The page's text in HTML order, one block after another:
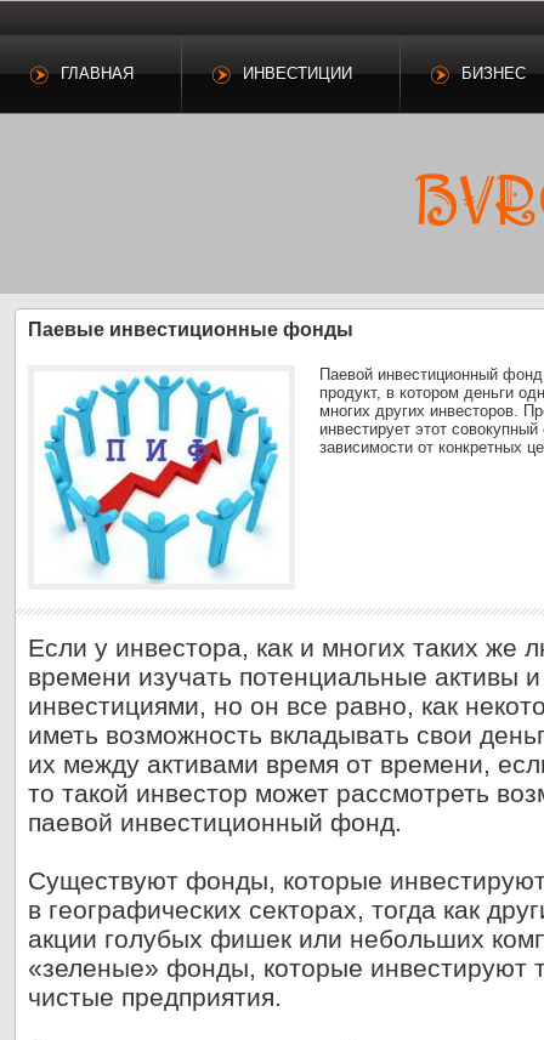
ГЛАВНАЯ ИНВЕСТИЦИИ БИЗНЕС
Паевые инвестиционные фонды
Паевой инвестиционный
продукт, в котором деньги
многих других инвесторов.
инвестирует этот
зависимости от конкретных
Если у инвестора, как и многих таких же
времени изучать потенциальные активы
инвестициями, но он все равно, как
иметь возможность вкладывать свои
их между активами время от времени,
то такой инвестор может рассмотреть
паевой инвестиционный фонд.
Существуют фонды, которые
в географических секторах, тогда как
акции голубых фишек или небольших
«зеленые» фонды, которые инвестируют
чистые предприятия.